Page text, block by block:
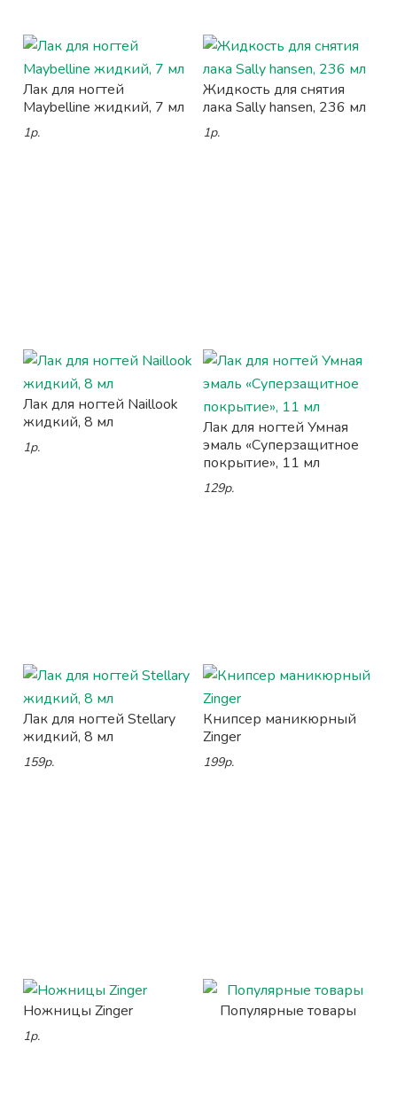
Лак для ногтей
Maybelline жидкий, 7 мл
1р.
Жидкость для снятия
лака Sally hansen, 236 мл
1р.
Лак для ногтей Naillook
жидкий, 8 мл
1р.
Лак для ногтей Умная
эмаль «Суперзащитное
покрытие», 11 мл
129р.
Лак для ногтей Stellary
жидкий, 8 мл
159р.
Книпсер маникюрный
Zinger
199р.
Ножницы Zinger
1р.
Популярные товары